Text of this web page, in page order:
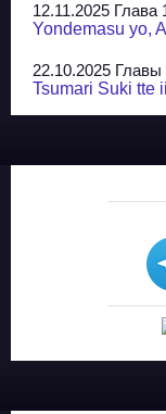
12.11.2025 Глава
Yondemasu yo,
22.10.2025
Tsumari Suki tte
Yozakura
08.08.2025 Глава
A Compendium
29.07.2025
The King of